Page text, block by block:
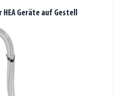
Geräte auf Gestell